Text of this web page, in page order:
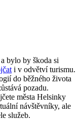
bylo by škoda si
i v odvětví turismu.
do běžného života
pozadu.
města Helsinky
návštěvníky, ale
služeb.